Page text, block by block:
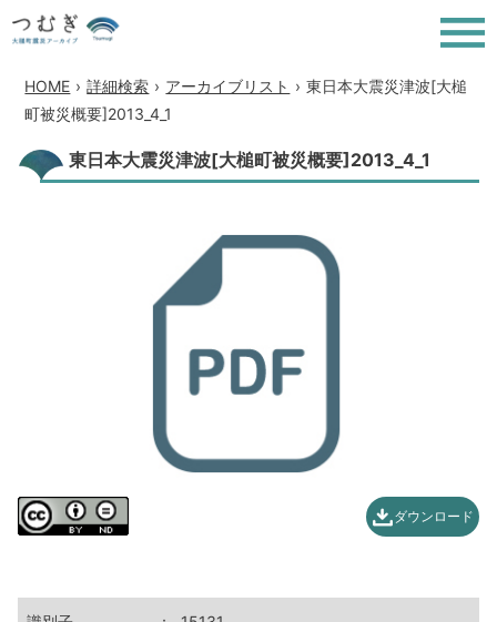
HOME › 詳細検索 › アーカイブリスト › 東日本大震災津波[大槌
町被災概要]2013_4_1
東日本大震災津波[大槌町被災概要]2013_4_1
ダウンロード